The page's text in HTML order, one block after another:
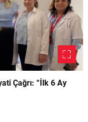
Çağrı: “İlk 6 Ay